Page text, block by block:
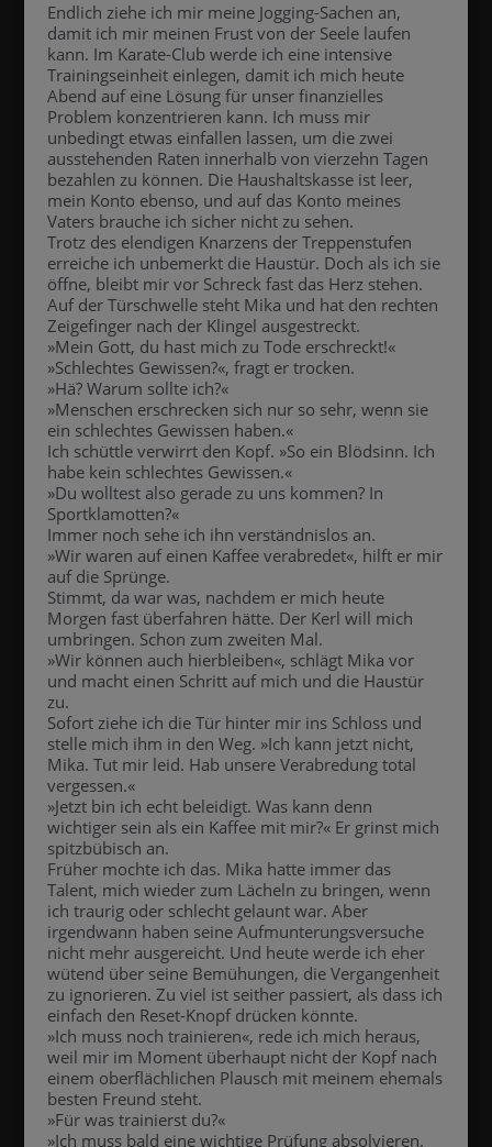
Endlich ziehe ich mir meine Jogging-Sachen an,
damit ich mir meinen Frust von der Seele laufen
kann. Im Karate-Club werde ich eine intensive
Trainingseinheit einlegen, damit ich mich heute
Abend auf eine Lösung für unser finanzielles
Problem konzentrieren kann. Ich muss mir
unbedingt etwas einfallen lassen, um die zwei
ausstehenden Raten innerhalb von vierzehn Tagen
bezahlen zu können. Die Haushaltskasse ist leer,
mein Konto ebenso, und auf das Konto meines
Vaters brauche ich sicher nicht zu sehen.
Trotz des elendigen Knarzens der Treppenstufen
erreiche ich unbemerkt die Haustür. Doch als ich sie
öffne, bleibt mir vor Schreck fast das Herz stehen.
Auf der Türschwelle steht Mika und hat den rechten
Zeigefinger nach der Klingel ausgestreckt.
»Mein Gott, du hast mich zu Tode erschreckt!«
»Schlechtes Gewissen?«, fragt er trocken.
»Hä? Warum sollte ich?«
»Menschen erschrecken sich nur so sehr, wenn sie
ein schlechtes Gewissen haben.«
Ich schüttle verwirrt den Kopf. »So ein Blödsinn. Ich
habe kein schlechtes Gewissen.«
»Du wolltest also gerade zu uns kommen? In
Sportklamotten?«
Immer noch sehe ich ihn verständnislos an.
»Wir waren auf einen Kaffee verabredet«, hilft er mir
auf die Sprünge.
Stimmt, da war was, nachdem er mich heute
Morgen fast überfahren hätte. Der Kerl will mich
umbringen. Schon zum zweiten Mal.
»Wir können auch hierbleiben«, schlägt Mika vor
und macht einen Schritt auf mich und die Haustür
zu.
Sofort ziehe ich die Tür hinter mir ins Schloss und
stelle mich ihm in den Weg. »Ich kann jetzt nicht,
Mika. Tut mir leid. Hab unsere Verabredung total
vergessen.«
»Jetzt bin ich echt beleidigt. Was kann denn
wichtiger sein als ein Kaffee mit mir?« Er grinst mich
spitzbübisch an.
Früher mochte ich das. Mika hatte immer das
Talent, mich wieder zum Lächeln zu bringen, wenn
ich traurig oder schlecht gelaunt war. Aber
irgendwann haben seine Aufmunterungsversuche
nicht mehr ausgereicht. Und heute werde ich eher
wütend über seine Bemühungen, die Vergangenheit
zu ignorieren. Zu viel ist seither passiert, als dass ich
einfach den Reset-Knopf drücken könnte.
»Ich muss noch trainieren«, rede ich mich heraus,
weil mir im Moment überhaupt nicht der Kopf nach
einem oberflächlichen Plausch mit meinem ehemals
besten Freund steht.
»Für was trainierst du?«
»Ich muss bald eine wichtige Prüfung absolvieren.